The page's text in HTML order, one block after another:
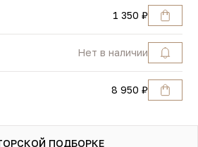
1 350 ₽
Нет в наличии
8 950 ₽
ПОДБОРКЕ